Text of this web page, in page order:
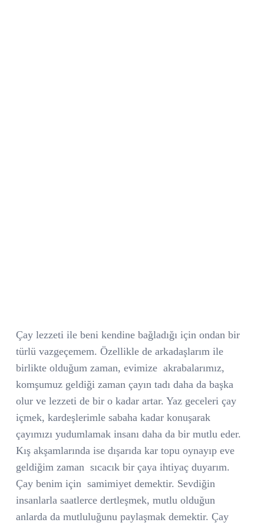
Çay lezzeti ile beni kendine bağladığı için ondan bir
türlü vazgeçemem. Özellikle de arkadaşlarım ile
birlikte olduğum zaman, evimize akrabalarımız,
komşumuz geldiği zaman çayın tadı daha da başka
olur ve lezzeti de bir o kadar artar. Yaz geceleri çay
içmek, kardeşlerimle sabaha kadar konuşarak
çayımızı yudumlamak insanı daha da bir mutlu eder.
Kış akşamlarında ise dışarıda kar topu oynayıp eve
geldiğim zaman sıcacık bir çaya ihtiyaç duyarım.
Çay benim için samimiyet demektir. Sevdiğin
insanlarla saatlerce dertleşmek, mutlu olduğun
anlarda da mutluluğunu paylaşmak demektir. Çay